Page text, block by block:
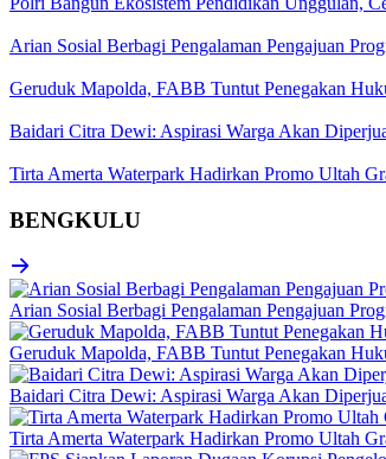
Arian Sosial Berbagi Pengalaman Pengajuan
Geruduk Mapolda, FABB Tuntut Penegakan
Baidari Citra Dewi: Aspirasi Warga Akan
Tirta Amerta Waterpark Hadirkan Promo Ultah
BENGKULU
Arian Sosial Berbagi Pengalaman Pengajuan
Geruduk Mapolda, FABB Tuntut Penegakan
Baidari Citra Dewi: Aspirasi Warga Akan
Tirta Amerta Waterpark Hadirkan Promo Ultah